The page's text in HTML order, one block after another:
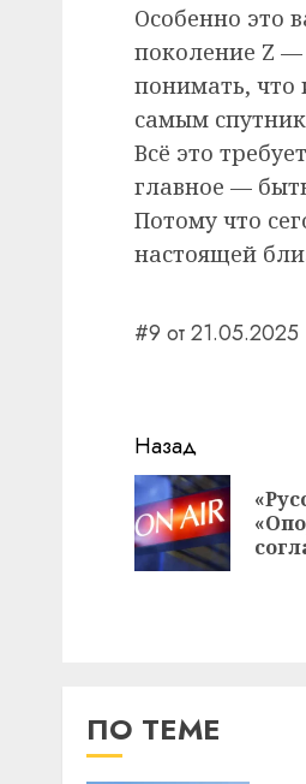
Особенно это
поколение Z —
понимать, что
самым
Всё это
главное —
Потому что
настоящей
#9 от 21.05.2025
Навигация
записи
Назад
ПО ТЕМЕ